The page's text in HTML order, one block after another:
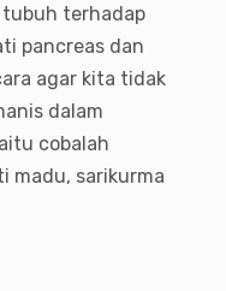
terhadap
pancreas dan
agar kita tidak
dalam
cobalah
madu, sarikurma